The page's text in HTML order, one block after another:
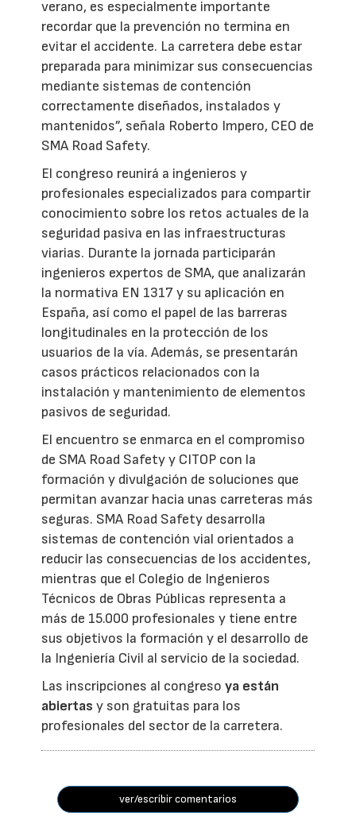
verano, es especialmente importante
recordar que la prevención no termina en
evitar el accidente. La carretera debe estar
preparada para minimizar sus consecuencias
mediante sistemas de contención
correctamente diseñados, instalados y
mantenidos”, señala Roberto Impero, CEO de
SMA Road Safety.
El congreso reunirá a ingenieros y
profesionales especializados para compartir
conocimiento sobre los retos actuales de la
seguridad pasiva en las infraestructuras
viarias. Durante la jornada participarán
ingenieros expertos de SMA, que analizarán
la normativa EN 1317 y su aplicación en
España, así como el papel de las barreras
longitudinales en la protección de los
usuarios de la vía. Además, se presentarán
casos prácticos relacionados con la
instalación y mantenimiento de elementos
pasivos de seguridad.
El encuentro se enmarca en el compromiso
de SMA Road Safety y CITOP con la
formación y divulgación de soluciones que
permitan avanzar hacia unas carreteras más
seguras. SMA Road Safety desarrolla
sistemas de contención vial orientados a
reducir las consecuencias de los accidentes,
mientras que el Colegio de Ingenieros
Técnicos de Obras Públicas representa a
más de 15.000 profesionales y tiene entre
sus objetivos la formación y el desarrollo de
la Ingeniería Civil al servicio de la sociedad.
Las inscripciones al congresoya están
abiertas y son gratuitas para los
profesionales del sector de la carretera.
ver/escribir comentarios